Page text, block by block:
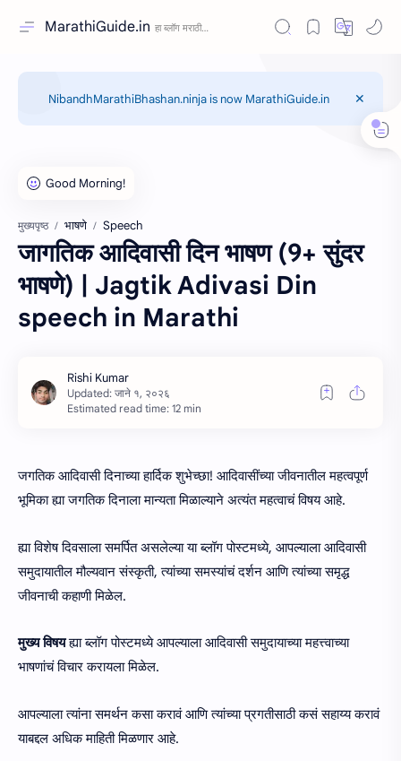
MarathiGuide.in
NibandhMarathiBhashan.ninja is now MarathiGuide.in
मुख्यपृष्ठ भाषणे Speech
जागतिक आदिवासी दिन भाषण (9+ सुंदर
भाषणे) | Jagtik Adivasi Din
speech in Marathi
Estimated read time: 12 min
जगतिक आदिवासी दिनाच्या हार्दिक शुभेच्छा! आदिवासींच्या जीवनातील महत्वपूर्ण
भूमिका ह्या जगतिक दिनाला मान्यता मिळाल्याने अत्यंत महत्वाचं विषय आहे.
ह्या विशेष दिवसाला समर्पित असलेल्या या ब्लॉग पोस्टमध्ये, आपल्याला आदिवासी
समुदायातील मौल्यवान संस्कृती, त्यांच्या समस्यांचं दर्शन आणि त्यांच्या समृद्ध
जीवनाची कहाणी मिळेल.
मुख्य विषयह्या ब्लॉग पोस्टमध्ये आपल्याला आदिवासी समुदायाच्या महत्त्वाच्या
भाषणांचं विचार करायला मिळेल.
आपल्याला त्यांना समर्थन कसा करावं आणि त्यांच्या प्रगतीसाठी कसं सहाय्य करावं
याबद्दल अधिक माहिती मिळणार आहे.